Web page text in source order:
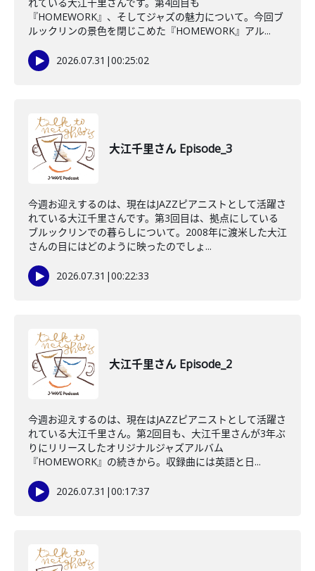
『HOMEWORK』、そしてジャズの魅力について。今回ブ
ルックリンの景色を閉じこめた『HOMEWORK』アル...
2026.07.31 |00:25:02
大江千里さん Episode_3
今週お迎えするのは、現在はJAZZピアニストとして活躍さ
れている大江千里さんです。第3回目は、拠点にしている
ブルックリンでの暮らしについて。2008年に渡米した大江
さんの目にはどのように映ったのでしょ...
2026.07.31 |00:22:33
大江千里さん Episode_2
今週お迎えするのは、現在はJAZZピアニストとして活躍さ
れている大江千里さん。第2回目も、大江千里さんが3年ぶ
りにリリースしたオリジナルジャズアルバム
『HOMEWORK』の続きから。収録曲には英語と日...
2026.07.31 |00:17:37